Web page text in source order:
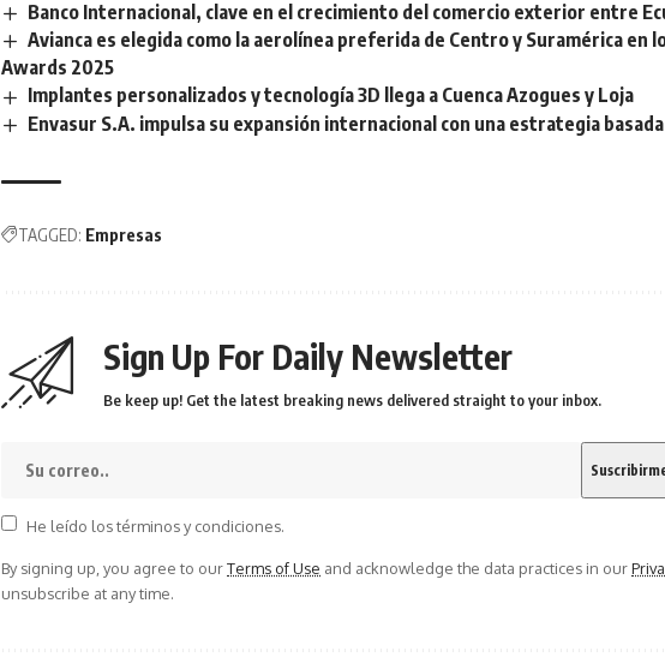
Banco Internacional, clave en el crecimiento del comercio exterior entre
Avianca es elegida como la aerolínea preferida de Centro y Suramérica en
Awards 2025
Implantes personalizados y tecnología 3D llega a Cuenca Azogues y Loja
Envasur S.A. impulsa su expansión internacional con una estrategia
TAGGED: Empresas
Sign Up For Daily Newsletter
Be keep up! Get the latest breaking news delivered straight to your inbox.
He leído los términos y condiciones.
By signing up, you agree to ourTerms of Use and acknowledge the data practices in our
unsubscribe at any time.